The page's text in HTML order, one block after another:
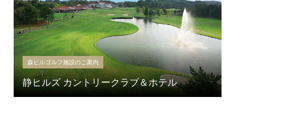
森ビルゴルフ施設のご案内
静ヒルズ カントリークラブ＆ホテル